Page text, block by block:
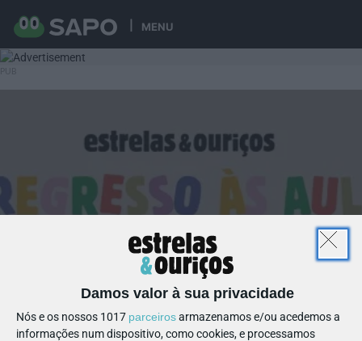
Damos valor à sua privacidade
Nós e os nossos 1017 parceirosarmazenamos e/ou acedemos a
informações num dispositivo, como cookies, e processamos
MENU